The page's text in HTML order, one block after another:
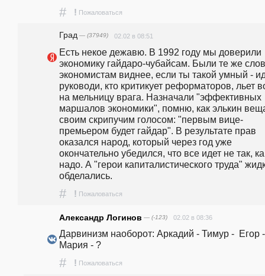
# ! Пожаловаться
Град — (37949) 02.02 в 08:51
Есть некое дежавю. В 1992 году мы доверили
экономику гайдаро-чубайсам. Были те же
экономистам виднее, если ты такой умный -
руководи, кто критикует реформаторов, льет
на мельницу врага. Назначали "эффективных
маршалов экономики", помню, как элькин
своим скрипучим голосом: "первым вице-
премьером будет гайдар". В результате прав
оказался народ, который через год уже
окончательно убедился, что все идет не так,
надо. А "герои капиталистического труда"
обделались.
# ! Пожаловаться
Александр Логинов — (-123) 02.02 в 08:36
Дарвинизм наоборот: Аркадий - Тимур -  Егор -
Мария - ?
# ! Пожаловаться